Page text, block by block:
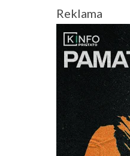
Reklama